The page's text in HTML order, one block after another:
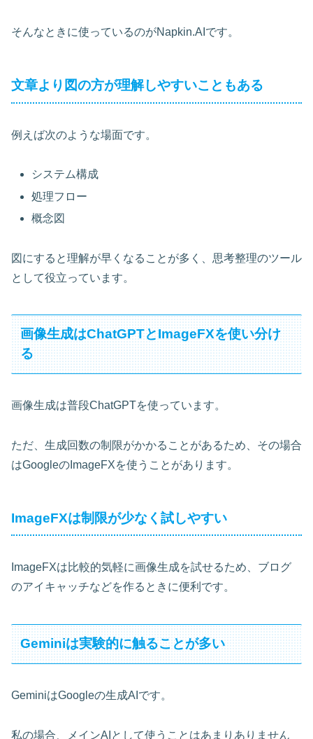
そんなときに使っているのがNapkin.AIです。
文章より図の方が理解しやすいこともある
例えば次のような場面です。
システム構成
処理フロー
概念図
図にすると理解が早くなることが多く、思考整理のツール
として役立っています。
画像生成はChatGPTとImageFXを使い分け
る
画像生成は普段ChatGPTを使っています。
ただ、生成回数の制限がかかることがあるため、その場合
はGoogleのImageFXを使うことがあります。
ImageFXは制限が少なく試しやすい
ImageFXは比較的気軽に画像生成を試せるため、ブログ
のアイキャッチなどを作るときに便利です。
Geminiは実験的に触ることが多い
GeminiはGoogleの生成AIです。
私の場合、メインAIとして使うことはあまりありません